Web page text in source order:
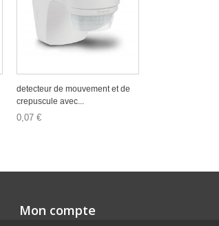
detecteur de mouvement et de
crepuscule avec...
0,07 €
Mon compte